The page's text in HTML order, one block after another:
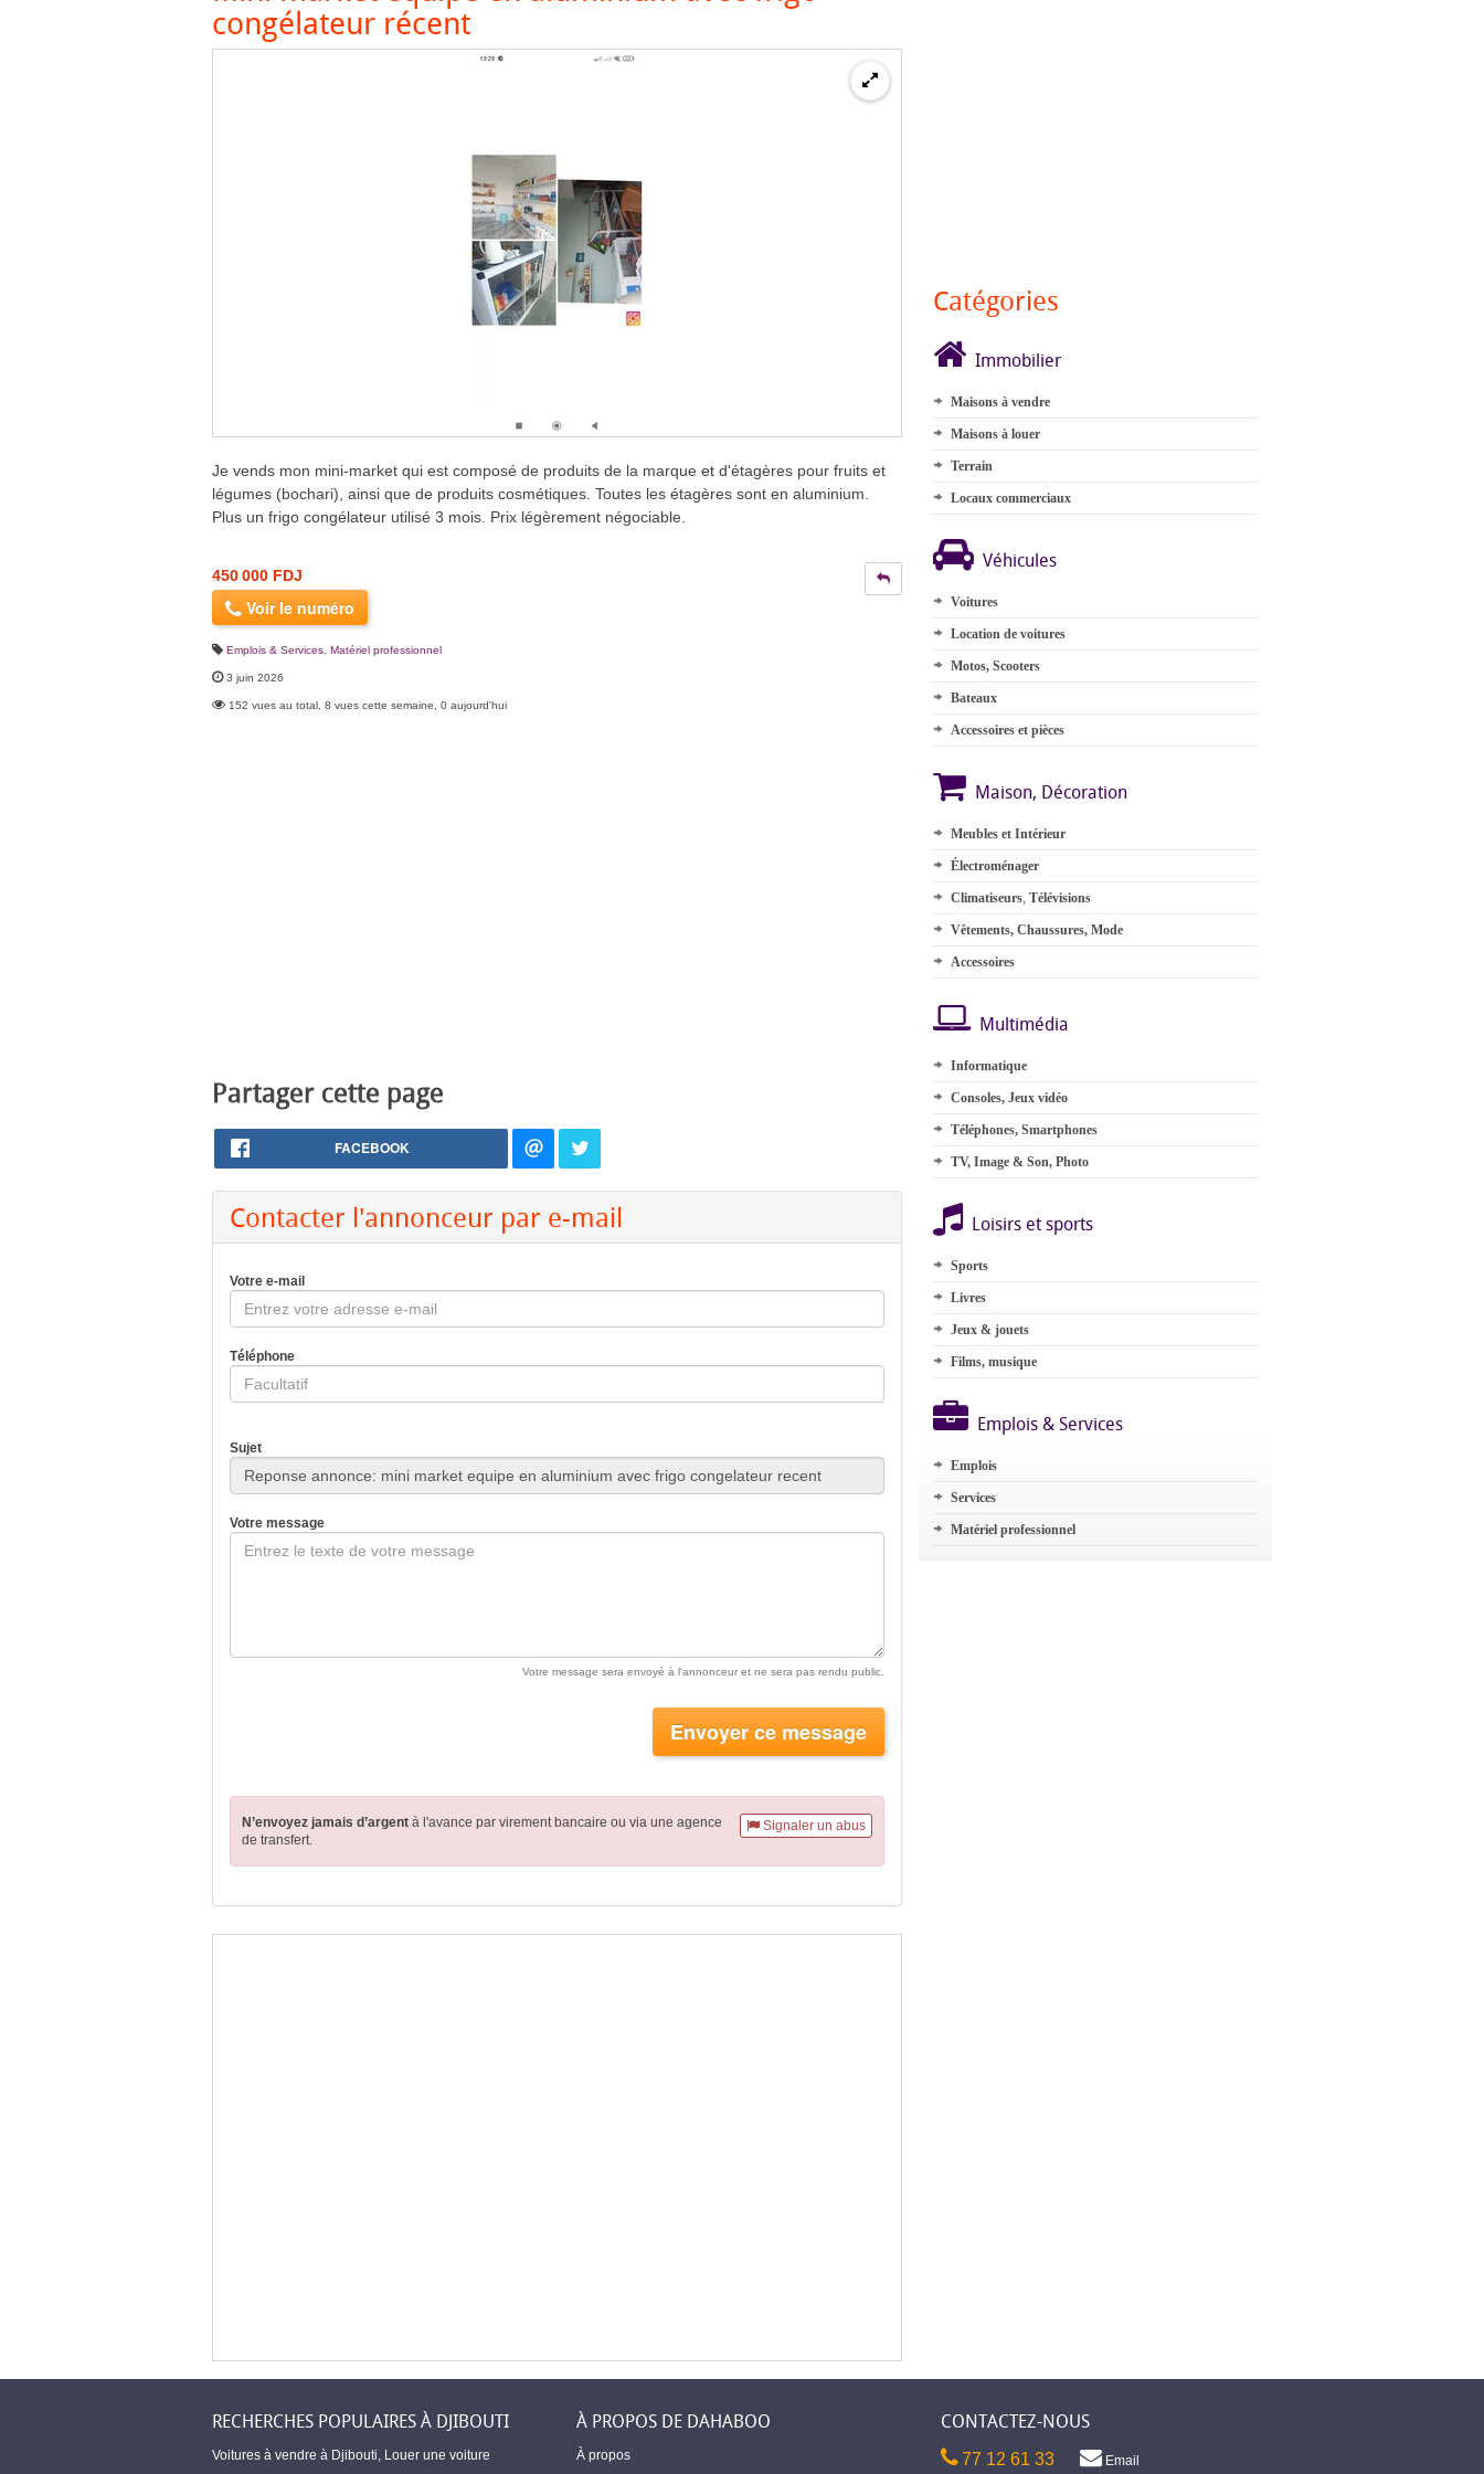
congélateur récent
Je vends mon mini-market qui est composé de produits de la marque et d'étagères pour fruits et
légumes (bochari), ainsi que de produits cosmétiques. Toutes les étagères sont en aluminium.
Plus un frigo congélateur utilisé 3 mois. Prix légèrement négociable.
450 000 FDJ
Voir le numéro
Emplois & Services Matériel professionnel
3 juin 2026
152 vues au total, 8 vues cette semaine, 0 aujourd'hui
Partager cette page
FACEBOOK
Contacter l'annonceur par e-mail
Votre e-mail
Téléphone
Sujet
Votre message
Votre message sera envoyé à l'annonceur et ne sera pas rendu public.
Envoyer ce message
Signaler un abus
N’envoyez jamais d’argent à l'avance par virement bancaire ou via une agence
de transfert.
Catégories
Immobilier
Maisons à vendre
Maisons à louer
Terrain
Locaux commerciaux
Véhicules
Voitures
Location de voitures
Motos, Scooters
Bateaux
Accessoires et pièces
Maison, Décoration
Meubles et Intérieur
Électroménager
Climatiseurs, Télévisions
Vêtements, Chaussures, Mode
Accessoires
Multimédia
Informatique
Consoles, Jeux vidéo
Téléphones, Smartphones
TV, Image & Son, Photo
Loisirs et sports
Sports
Livres
Jeux & jouets
Films, musique
Emplois & Services
Emplois
Services
Matériel professionnel
RECHERCHES POPULAIRES À DJIBOUTI
Voitures à vendre à Djibouti Louer une voiture
À PROPOS DE DAHABOO
À propos
CONTACTEZ-NOUS
77 12 61 33 Email